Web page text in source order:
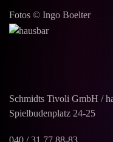
Fotos © Ingo Boelter
Schmidts Tivoli GmbH /
Spielbudenplatz 24-25
040 / 31 77 88-83